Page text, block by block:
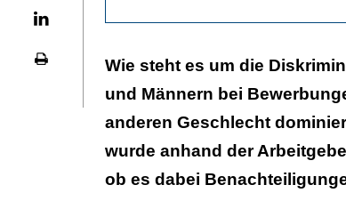
Diskriminierung ist schwer zu
Nur in Norwegen und den
Benachteiligung
Wie steht es um die
und Männern bei
anderen Geschlecht
wurde anhand der
ob es dabei